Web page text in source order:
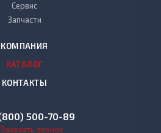
Сервис
Запчасти
КОМПАНИЯ
КАТАЛОГ
КОНТАКТЫ
500-70-89
Заказать звонок